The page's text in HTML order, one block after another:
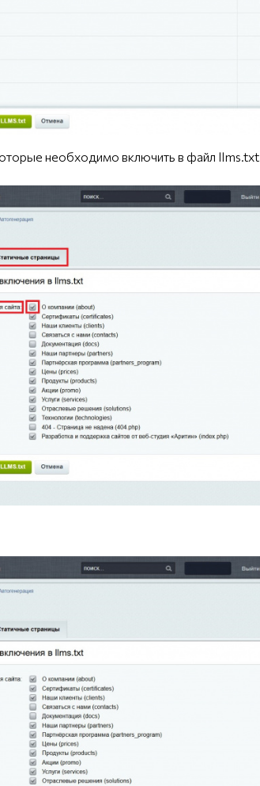
необходимо включить в файл llms.txt.